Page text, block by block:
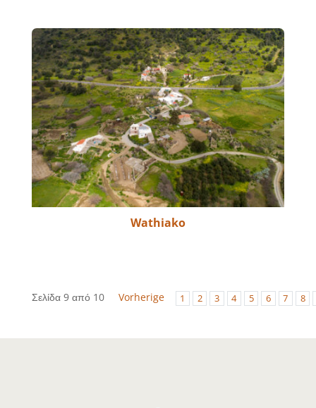
Wathiako
Σελίδα 9 από 10 Vorherige 1 2 3 4 5 6 7 8